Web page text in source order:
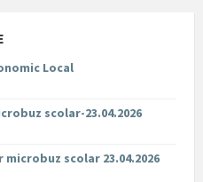
Local
scolar-23.04.2026
scolar 23.04.2026